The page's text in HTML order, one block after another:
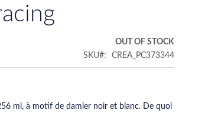
OUT OF STOCK
SKU
CREA_PC373344
ml, à motif de damier noir et blanc. De quoi